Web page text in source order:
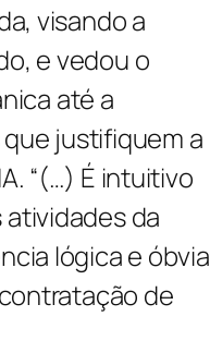
visando a
e vedou o
até a
justifiquem a
“(…) É intuitivo
da
lógica e óbvia
de